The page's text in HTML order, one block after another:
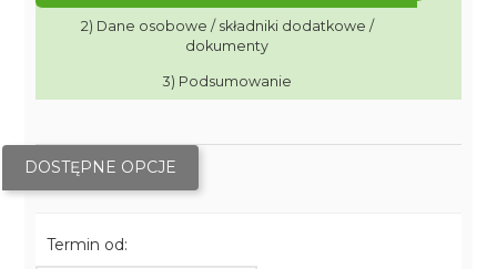
2) Dane osobowe / składniki dodatkowe /
dokumenty
3) Podsumowanie
DOSTĘPNE OPCJE
Termin od: